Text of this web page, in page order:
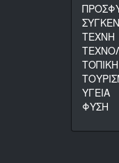
ΤΕΧΝΗ
ΥΓΕΙΑ
ΦΥΣΗ